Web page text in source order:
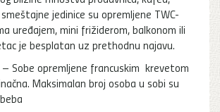
jedinice su opremljene TWC-
uređajem, mini frižiderom, balkonom ili
je besplatan uz prethodnu najavu.
Sobe opremljene francuskim krevetom
Maksimalan broj osoba u sobi su